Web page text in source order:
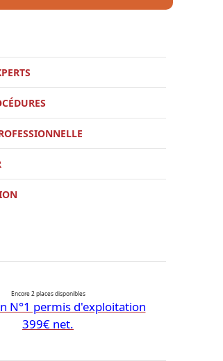
Encore 2 places disponibles
N°1 permis d'exploitation
399€ net.